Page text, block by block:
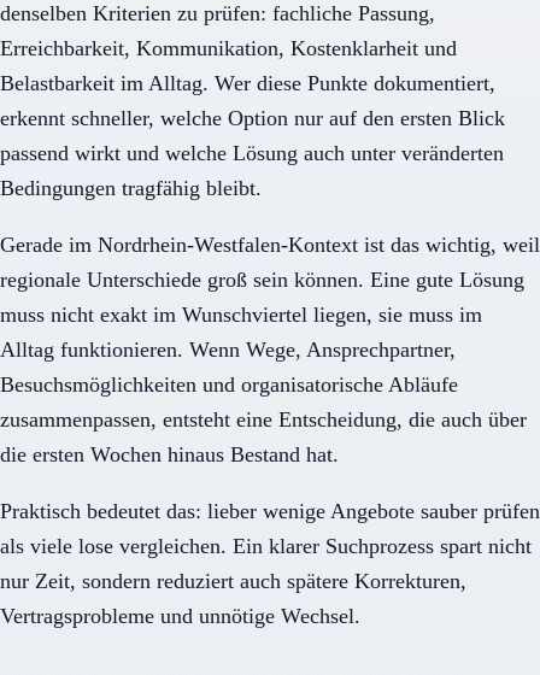
denselben Kriterien zu prüfen: fachliche Passung,
Erreichbarkeit, Kommunikation, Kostenklarheit und
Belastbarkeit im Alltag. Wer diese Punkte dokumentiert,
erkennt schneller, welche Option nur auf den ersten Blick
passend wirkt und welche Lösung auch unter veränderten
Bedingungen tragfähig bleibt.
Gerade im Nordrhein-Westfalen-Kontext ist das wichtig, weil
regionale Unterschiede groß sein können. Eine gute Lösung
muss nicht exakt im Wunschviertel liegen, sie muss im
Alltag funktionieren. Wenn Wege, Ansprechpartner,
Besuchsmöglichkeiten und organisatorische Abläufe
zusammenpassen, entsteht eine Entscheidung, die auch über
die ersten Wochen hinaus Bestand hat.
Praktisch bedeutet das: lieber wenige Angebote sauber prüfen
als viele lose vergleichen. Ein klarer Suchprozess spart nicht
nur Zeit, sondern reduziert auch spätere Korrekturen,
Vertragsprobleme und unnötige Wechsel.